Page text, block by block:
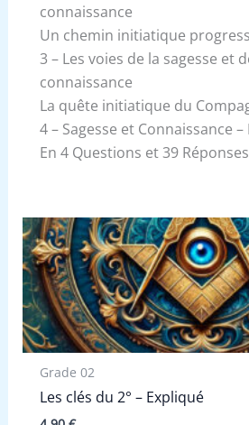
connaissance
Un chemin initiatique
3 – Les voies de la sagesse et
connaissance
La quête initiatique du
4 – Sagesse et Connaissance –
En 4 Questions et 39 Réponses
Grade 02
Les clés du 2° – Expliqué